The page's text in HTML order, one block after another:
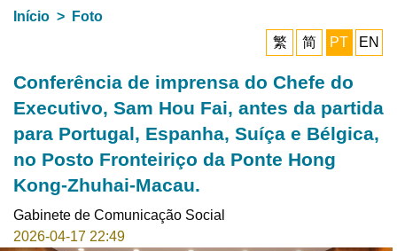
Início
Foto
繁
简 PT EN
Conferência de imprensa do Chefe do
Executivo, Sam Hou Fai, antes da partida
para Portugal, Espanha, Suíça e Bélgica,
no Posto Fronteiriço da Ponte Hong
Kong-Zhuhai-Macau.
Gabinete de Comunicação Social
2026-04-17 22:49